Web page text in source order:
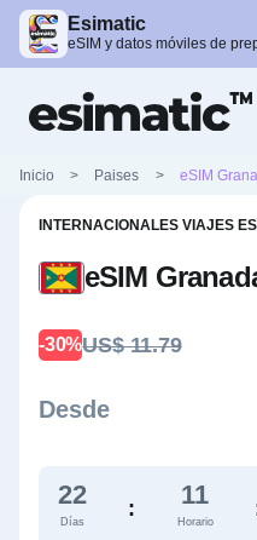
Esimatic
eSIM y datos móviles de
Inicio > Paises > eSIM
INTERNACIONALES VIAJES
eSIM
-30%US$ 11.79
Desde
22
Días
: 11
Horario